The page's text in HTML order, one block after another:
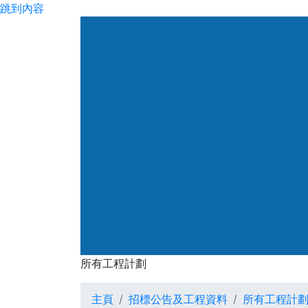
跳到內容
所有工程計劃
主頁 招標公告及工程資料 所有工程計劃